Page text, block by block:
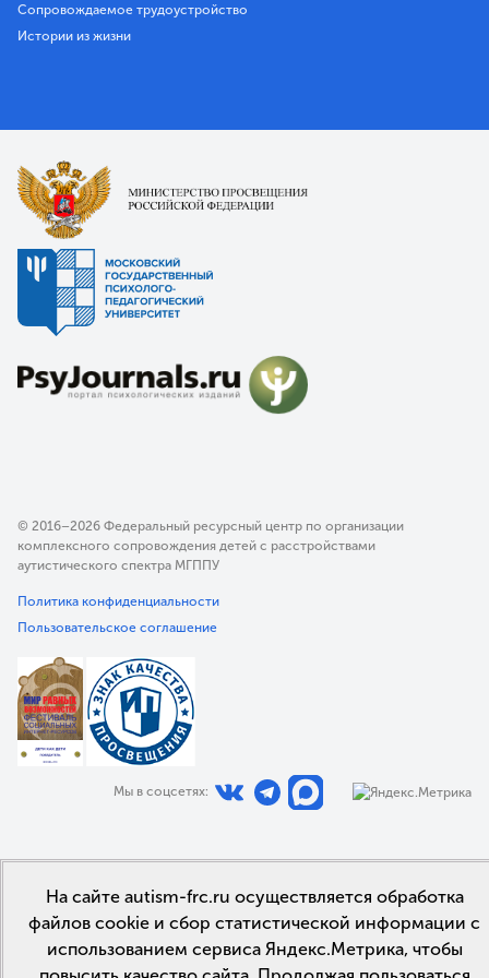
Сопровождаемое трудоустройство
Истории из жизни
© 2016–2026 Федеральный ресурсный центр по организации
комплексного сопровождения детей с расстройствами
аутистического спектра МГППУ
Политика конфиденциальности
Пользовательское соглашение
Мы в соцсетях:
На сайте autism-frc.ru осуществляется обработка
файлов cookie и сбор статистической информации с
использованием сервиса Яндекс.Метрика, чтобы